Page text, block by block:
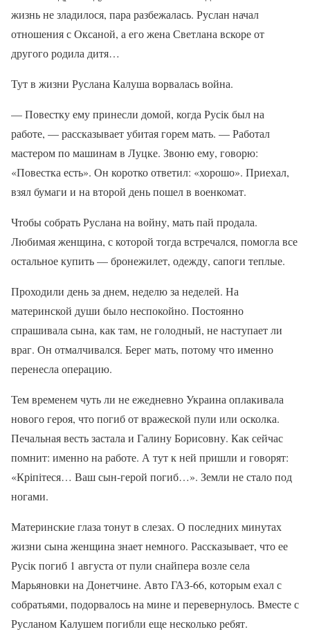
жизнь не зладилося, пара разбежалась. Руслан начал
отношения с Оксаной, а его жена Светлана вскоре от
другого родила дитя…
Тут в жизни Руслана Калуша ворвалась война.
— Повестку ему принесли домой, когда Русік был на
работе, — рассказывает убитая горем мать. — Работал
мастером по машинам в Луцке. Звоню ему, говорю:
«Повестка есть». Он коротко ответил: «хорошо». Приехал,
взял бумаги и на второй день пошел в военкомат.
Чтобы собрать Руслана на войну, мать пай продала.
Любимая женщина, с которой тогда встречался, помогла все
остальное купить — бронежилет, одежду, сапоги теплые.
Проходили день за днем, неделю за неделей. На
материнской души было неспокойно. Постоянно
спрашивала сына, как там, не голодный, не наступает ли
враг. Он отмалчивался. Берег мать, потому что именно
перенесла операцию.
Тем временем чуть ли не ежедневно Украина оплакивала
нового героя, что погиб от вражеской пули или осколка.
Печальная весть застала и Галину Борисовну. Как сейчас
помнит: именно на работе. А тут к ней пришли и говорят:
«Кріпітеся… Ваш сын-герой погиб…». Земли не стало под
ногами.
Материнские глаза тонут в слезах. О последних минутах
жизни сына женщина знает немного. Рассказывает, что ее
Русік погиб 1 августа от пули снайпера возле села
Марьяновки на Донетчине. Авто ГАЗ-66, которым ехал с
собратьями, подорвалось на мине и перевернулось. Вместе с
Русланом Калушем погибли еще несколько ребят.